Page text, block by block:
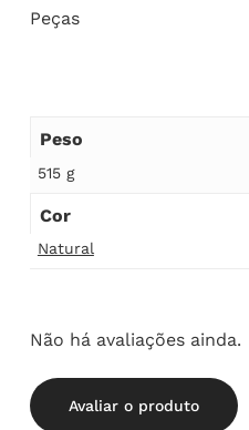
Peças
Peso
515 g
Cor
Natural
Não há avaliações ainda.
Avaliar o produto